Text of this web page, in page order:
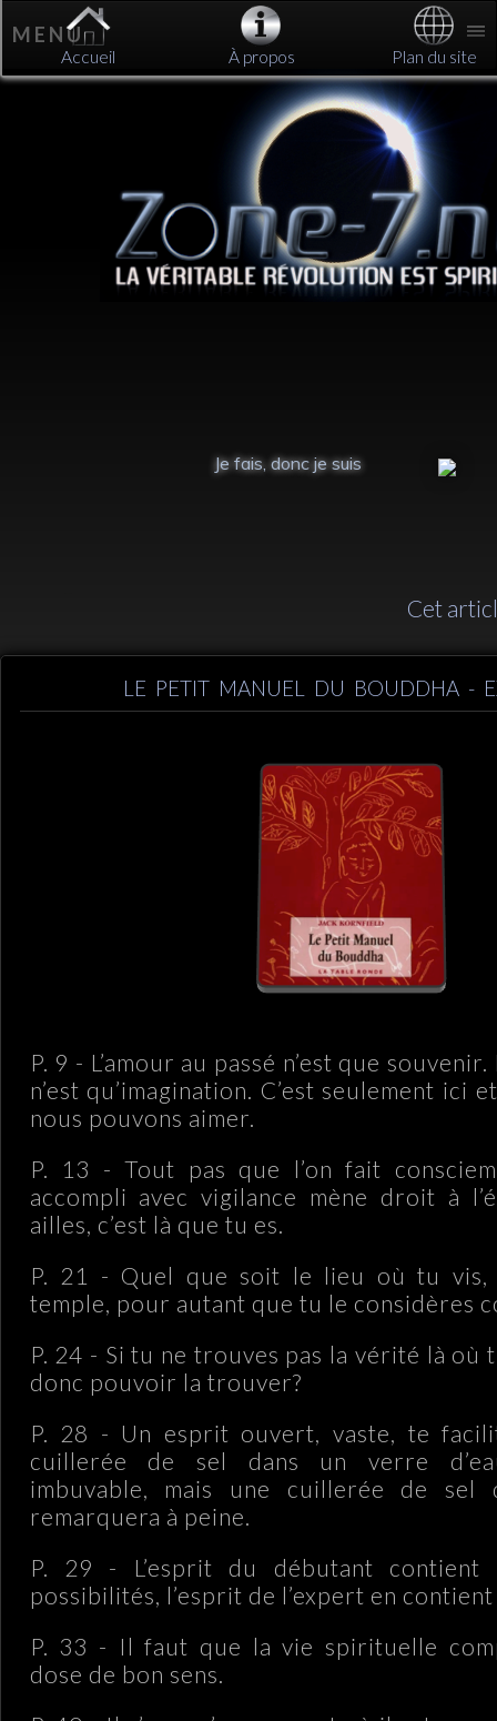
M E N U
- Ken
Cet
LE PETIT MANUEL DU BOUDDHA -
P. 9 - L’amour au passé n’est que
n’est qu’imagination. C’est seulement ici
nous pouvons aimer.
P. 13 - Tout pas que l’on fait
accompli avec vigilance mène droit à
ailles, c’est là que tu es.
P. 21 - Quel que soit le lieu où tu
temple, pour autant que tu le considères
P. 24 - Si tu ne trouves pas la vérité là où
donc pouvoir la trouver?
P. 28 - Un esprit ouvert, vaste, te
cuillerée de sel dans un verre
imbuvable, mais une cuillerée de sel
remarquera à peine.
P. 29 - L’esprit du débutant contient
possibilités, l’esprit de l’expert en
P. 33 - Il faut que la vie spirituelle
dose de bon sens.
Accueil À propos Plan du site